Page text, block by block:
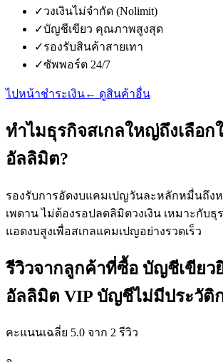
✓วงเงินไม่จำกัด (Nolimit)
✓บัญชีเขียว คุณภาพสูงสุด
✓รองรับสินค้าสายเทา
✓ซัพพอร์ต 24/7
ไปหน้าชำระเงิน← ดูสินค้าอื่น
ทำไมธุรกิจสเกลใหญ่ถึงเลือก
อัลลิมิต?
รองรับการอัดงบแคมเปญวันละหลักหมื่นถึง
เพดาน ไม่ต้องรอปลดลิมิตวงเงิน เหมาะกับธุ
แอดงบสูงเพื่อสเกลแคมเปญอย่างรวดเร็ว
รีวิวจากลูกค้าที่ซื้อ บัญชีเขียว
อัลลิมิต VIP บัญชีไม่มีประวัติ
คะแนนเฉลี่ย 5.0 จาก 2 รีวิว